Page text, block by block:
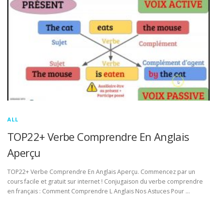
ALL
TOP22+ Verbe Comprendre En Anglais
Aperçu
TOP22+ Verbe Comprendre En Anglais Aperçu. Commencez par un
cours facile et gratuit sur internet ! Conjugaison du verbe comprendre
en français : Comment Comprendre L Anglais Nos Astuces Pour …